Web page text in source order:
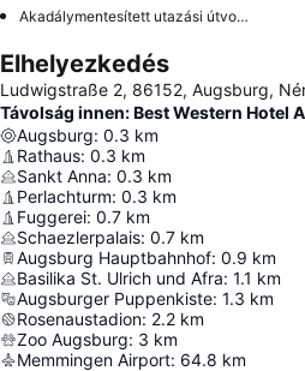
Akadálymentesített utazási útvonal
Elhelyezkedés
Ludwigstraße 2, 86152, Augsburg,
Távolság innen: Best Western Hotel
Augsburg: 0.3 km
Rathaus: 0.3 km
Sankt Anna: 0.3 km
Perlachturm: 0.3 km
Fuggerei: 0.7 km
Schaezlerpalais: 0.7 km
Augsburg Hauptbahnhof: 0.9 km
Basilika St. Ulrich und Afra: 1.1 km
Augsburger Puppenkiste: 1.3 km
Rosenaustadion: 2.2 km
Zoo Augsburg: 3 km
Memmingen Airport: 64.8 km